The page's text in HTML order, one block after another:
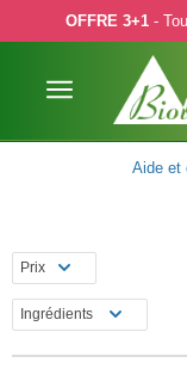
to main content
Skip to search
Skip to main
OFFRE 3+1 -
Aide et
Prix
Ingrédients